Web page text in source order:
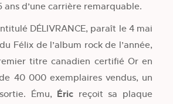
ans d’une carrière remarquable.
DÉLIVRANCE, paraît le 4 mai
Félix de l’album rock de l’année,
titre canadien certifié Or en
40 000 exemplaires vendus, un
Ému, Éric reçoit sa plaque